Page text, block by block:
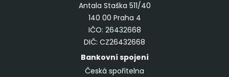
Antala Staška 511/40
140 00 Praha 4
IČO: 26432668
DIČ: CZ26432668
Bankovní spojení
Česká spořitelna